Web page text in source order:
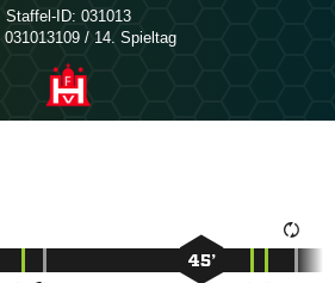
Staffel-ID: 031013
031013109 / 14. Spieltag
45’